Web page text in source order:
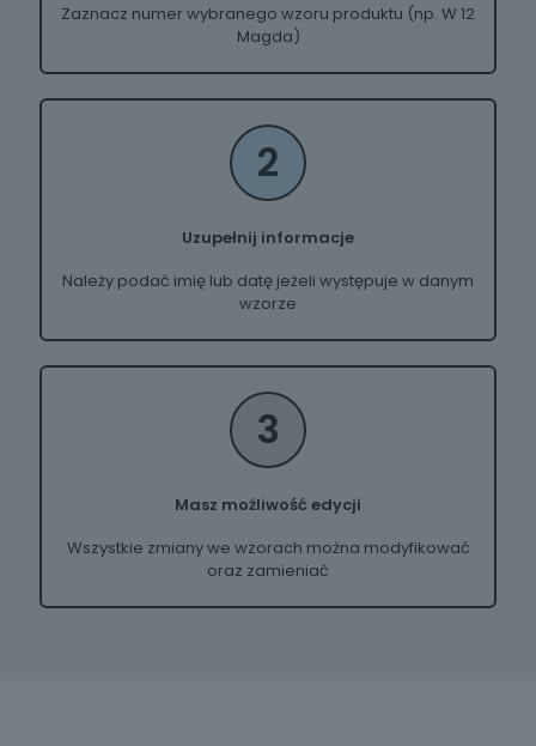
Zaznacz numer wybranego wzoru produktu (np. W 12
Magda)
2
Uzupełnij informacje
Należy podać imię lub datę jeżeli występuje w danym
wzorze
3
Masz możliwość edycji
Wszystkie zmiany we wzorach można modyfikować
oraz zamieniać